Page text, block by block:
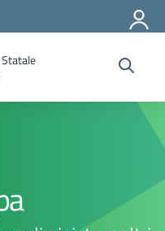
della scuola